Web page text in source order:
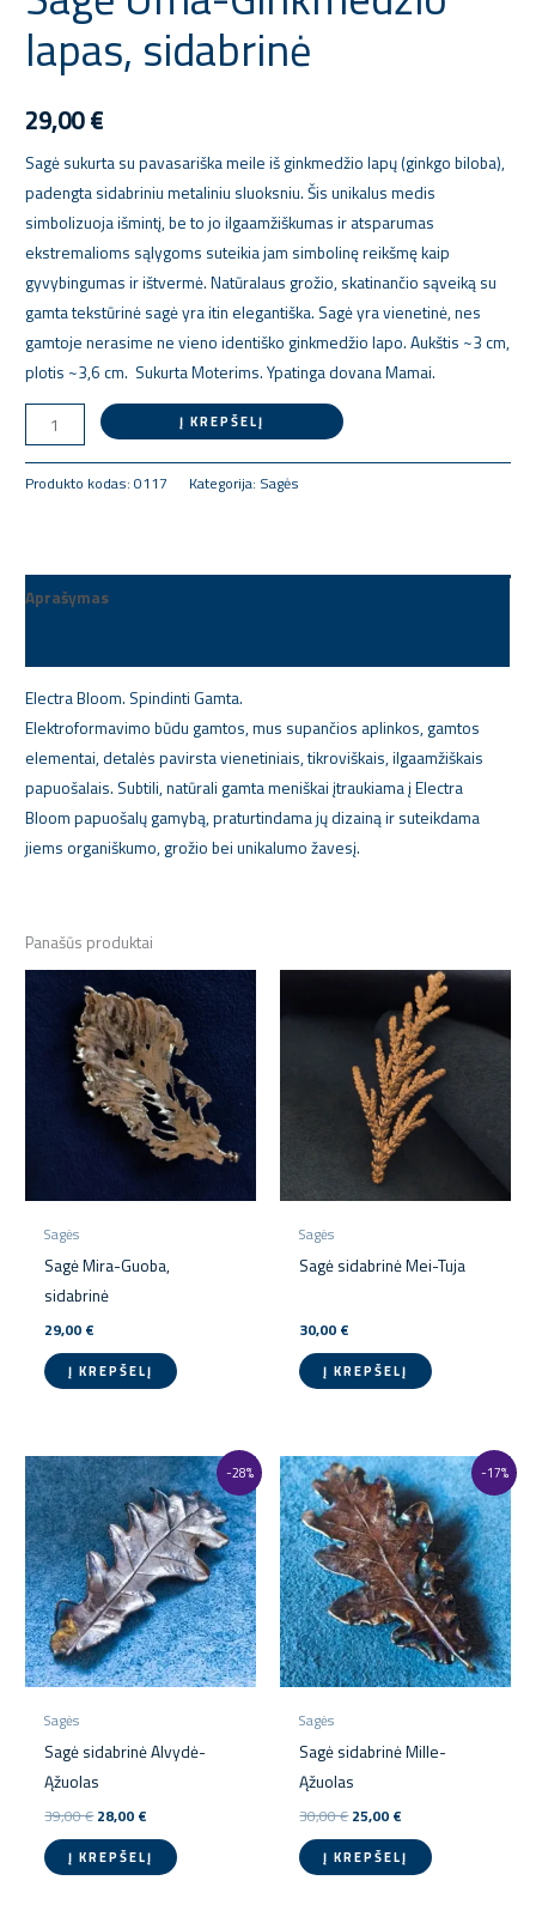
lapas, sidabrinė
29,00€
Sagė sukurta su pavasariška meile iš ginkmedžio lapų (ginkgo biloba),
padengta sidabriniu metaliniu sluoksniu. Šis unikalus medis
simbolizuoja išmintį, be to jo ilgaamžiškumas ir atsparumas
ekstremalioms sąlygoms suteikia jam simbolinę reikšmę kaip
gyvybingumas ir ištvermė. Natūralaus grožio, skatinančio sąveiką su
gamta tekstūrinė sagė yra itin elegantiška. Sagė yra vienetinė, nes
gamtoje nerasime ne vieno identiško ginkmedžio lapo. Aukštis ~3 cm,
plotis ~3,6 cm. Sukurta Moterims. Ypatinga dovana Mamai.
lapas,
sidabrinė
Į KREPŠELĮ
Produkto kodas:0117 Kategorija: Sagės
Aprašymas
Electra Bloom. Spindinti Gamta.
Elektroformavimo būdu gamtos, mus supančios aplinkos, gamtos
elementai, detalės pavirsta vienetiniais, tikroviškais, ilgaamžiškais
papuošalais. Subtili, natūrali gamta meniškai įtraukiama į Electra
Bloom papuošalų gamybą, praturtindama jų dizainą ir suteikdama
jiems organiškumo, grožio bei unikalumo žavesį.
Panašūs produktai
Sagės
Sagė Mira-Guoba,
sidabrinė
29,00 €
Į KREPŠELĮ
Sagės
Sagė sidabrinė Mei-Tuja
30,00 €
Į KREPŠELĮ
-28%
Sagės
Sagė sidabrinė Alvydė-
Ąžuolas
39,00€
Original
price
was:
39,00 €.
28,00 €
Current
price
is:
28,00 €.
Į KREPŠELĮ
-17%
Sagės
Sagė sidabrinė Mille-
Ąžuolas
30,00€
Original
price
was:
30,00 €.
25,00 €
Current
price
is:
25,00 €.
Į KREPŠELĮ